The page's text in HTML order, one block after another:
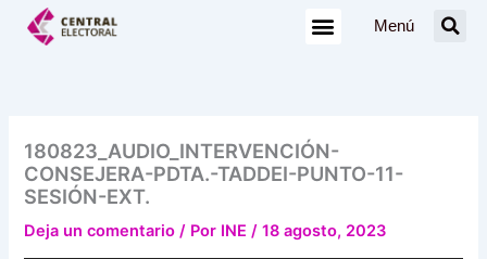
Menú
180823_AUDIO_INTERVENCIÓN-
CONSEJERA-PDTA.-TADDEI-PUNTO-11-
SESIÓN-EXT.
Deja un comentario / Por INE/18 agosto, 2023